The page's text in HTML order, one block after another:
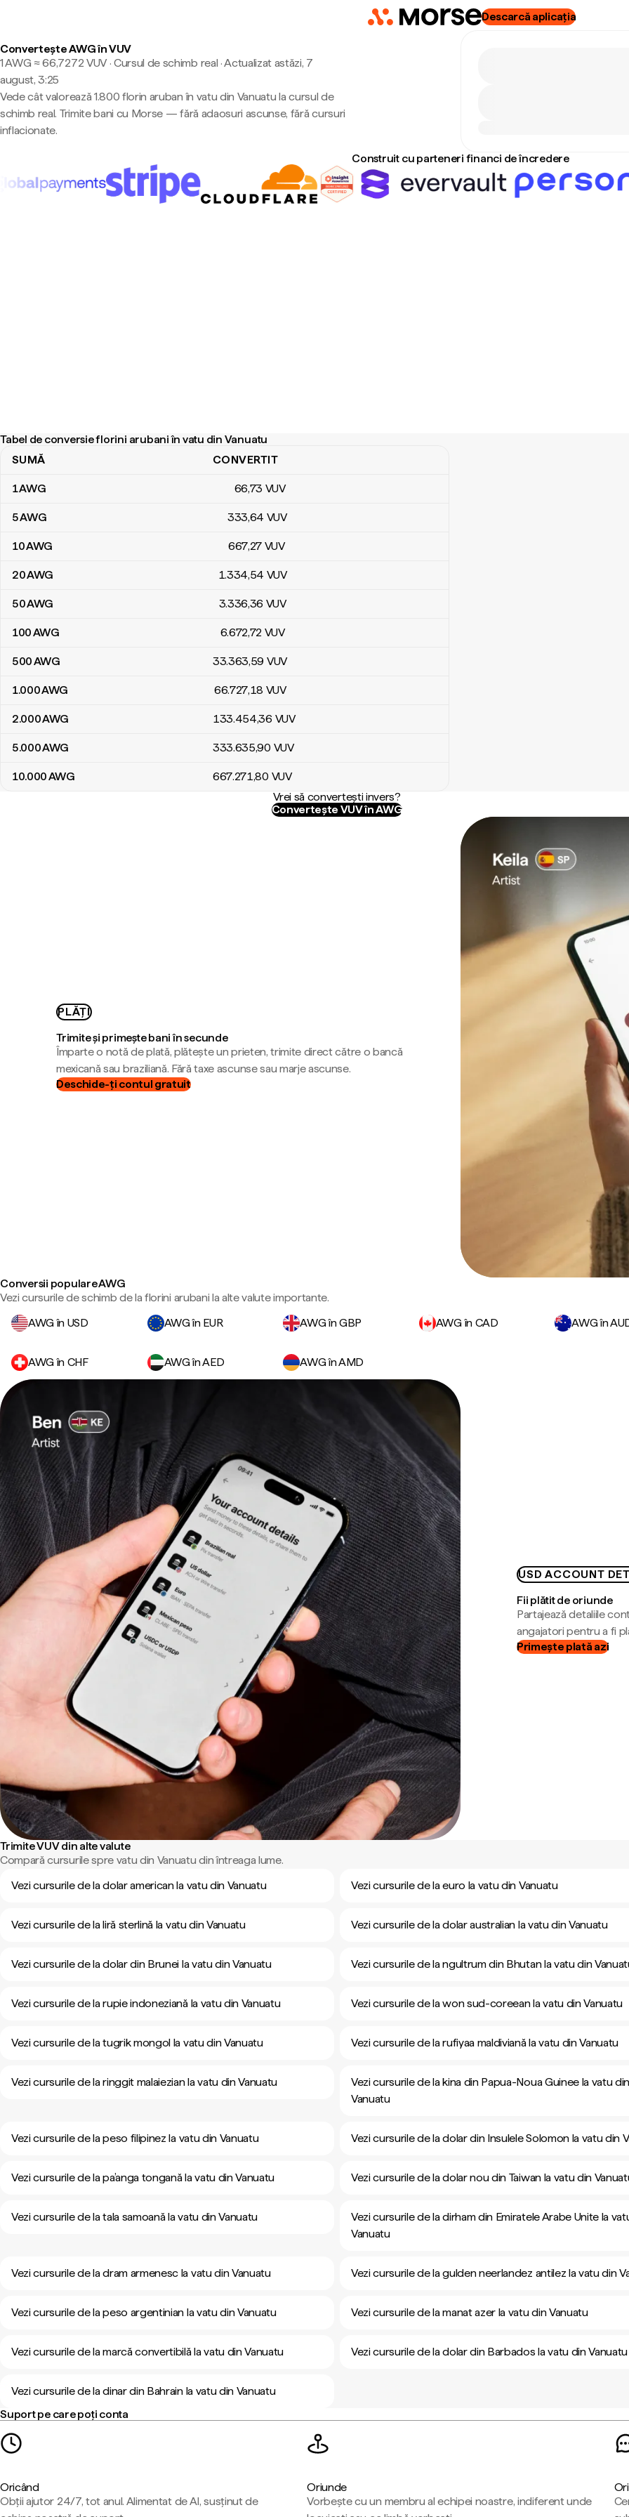
Descarcă aplicația
Convertește AWG în VUV
1 AWG ≈ 66,7272 VUV · Cursul de schimb real ·Actualizat astăzi, 7
august, 3:25
Vede cât valorează 1.800 florin aruban în vatu din Vanuatu la cursul de
schimb real. Trimite bani cu Morse — fără adaosuri ascunse, fără cursuri
inflacionate.
Construit cu parteneri financi de încredere
Tabel de conversie florini arubani în vatu din Vanuatu
Tabel de conversie florini arubani în vatu din Vanuatu
SUMĂ CONVERTIT
1AWG 66,73 VUV
5AWG 333,64 VUV
10AWG 667,27 VUV
20AWG 1.334,54 VUV
50AWG 3.336,36 VUV
100AWG 6.672,72 VUV
500AWG 33.363,59 VUV
1.000AWG 66.727,18 VUV
2.000AWG 133.454,36 VUV
5.000AWG 333.635,90 VUV
10.000AWG 667.271,80 VUV
Vrei să convertești invers?
Convertește VUV în AWG
PLĂȚI
Trimite și primește bani în secunde
Împarte o notă de plată, plătește un prieten, trimite direct către o bancă
mexicană sau braziliană. Fără taxe ascunse sau marje ascunse.
Deschide-ți contul gratuit
Conversii populare AWG
Vezi cursurile de schimb de la florini arubani la alte valute importante.
AWG în USD
AWG în EUR AWG în GBP AWG în CAD AWG în
AWG în CHF AWG în AED AWG în AMD
USD ACCOUNT
Fii plătit de oriunde
Partajează detaliile
angajatori pentru a fi
Primește plată azi
Trimite VUV din alte valute
Compară cursurile spre vatu din Vanuatu din întreaga lume.
Vezi cursurile de la dolar american la vatu din Vanuatu
Vezi cursurile de la euro la vatu din Vanuatu
Vezi cursurile de la liră sterlină la vatu din Vanuatu Vezi cursurile de la dolar australian la vatu din Vanuatu
Vezi cursurile de la dolar din Brunei la vatu din Vanuatu Vezi cursurile de la ngultrum din Bhutan la vatu din
Vezi cursurile de la rupie indoneziană la vatu din Vanuatu Vezi cursurile de la won sud-coreean la vatu din Vanuatu
Vezi cursurile de la tugrik mongol la vatu din Vanuatu Vezi cursurile de la rufiyaa maldiviană la vatu din Vanuatu
Vezi cursurile de la ringgit malaiezian la vatu din Vanuatu
Vezi cursurile de la kina din Papua-Noua Guinee la vatu
Vanuatu
Vezi cursurile de la peso filipinez la vatu din Vanuatu Vezi cursurile de la dolar din Insulele Solomon la vatu din
Vezi cursurile de la pa’anga tongană la vatu din Vanuatu Vezi cursurile de la dolar nou din Taiwan la vatu din
Vezi cursurile de la tala samoană la vatu din Vanuatu
Vezi cursurile de la dirham din Emiratele Arabe Unite la
Vanuatu
Vezi cursurile de la dram armenesc la vatu din Vanuatu Vezi cursurile de la gulden neerlandez antilez la vatu din
Vezi cursurile de la peso argentinian la vatu din Vanuatu Vezi cursurile de la manat azer la vatu din Vanuatu
Vezi cursurile de la marcă convertibilă la vatu din Vanuatu Vezi cursurile de la dolar din Barbados la vatu din Vanuatu
Vezi cursurile de la dinar din Bahrain la vatu din Vanuatu
Suport pe care poți conta
Oricând
Obții ajutor 24/7, tot anul. Alimentat de AI, susținut de
Oriunde
Vorbește cu un membru al echipei noastre, indiferent unde